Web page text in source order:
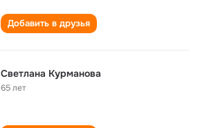
Добавить в друзья
Светлана Курманова
65 лет